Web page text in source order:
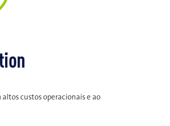
custos operacionais e ao